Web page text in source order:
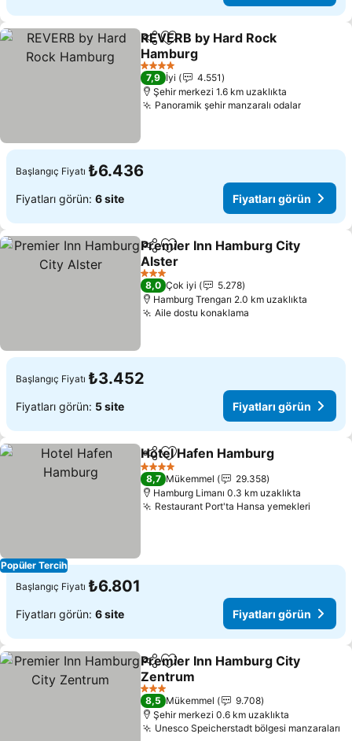
PaylaşFavorilerime ekle
REVERB by Hard Rock
Hamburg
4 Yıldız
7,9 İyi
4.551
Şehir merkezi 1.6 km uzaklıkta
Panoramik şehir manzaralı odalar
Başlangıç Fiyatı ₺6.436
Fiyatları görün: 6 site Fiyatları görün
PaylaşFavorilerime ekle
Premier Inn Hamburg City
Alster
3 Yıldız
8,0 Çok iyi
5.278
Hamburg Trengarı 2.0 km uzaklıkta
Aile dostu konaklama
Başlangıç Fiyatı ₺3.452
Fiyatları görün: 5 site Fiyatları görün
Popüler Tercih
PaylaşFavorilerime ekle
Hotel Hafen Hamburg
4 Yıldız
8,7 Mükemmel
29.358
Hamburg Limanı 0.3 km uzaklıkta
Restaurant Port'ta Hansa yemekleri
Başlangıç Fiyatı ₺6.801
Fiyatları görün: 6 site Fiyatları görün
PaylaşFavorilerime ekle
Premier Inn Hamburg City
Zentrum
3 Yıldız
8,5 Mükemmel
9.708
Şehir merkezi 0.6 km uzaklıkta
Unesco Speicherstadt bölgesi manzaraları